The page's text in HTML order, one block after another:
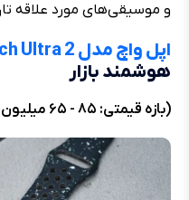
و موسیقی‌های مورد علاقه
اپل واچ مدل Apple Watch Ultra 2
هوشمند بازار
(بازه قیمتی: ۸۵ - ۶۵ میلیون تومان)